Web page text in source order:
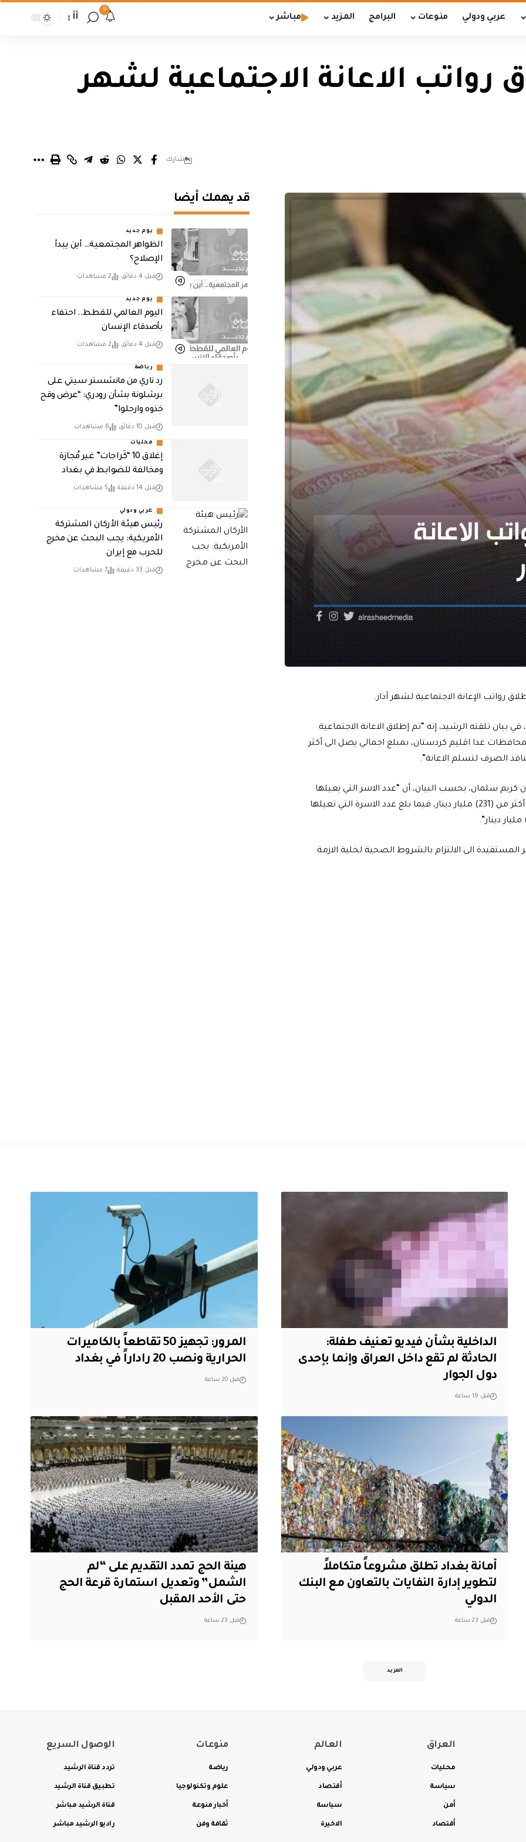
عربي ودولي منوعات البرامج المزيد مباشر
9
أأ
رواتب الاعانة الاجتماعية لشهر
شارك
رواتب الإعانة الاجتماعية لشهر آذار.
بيان تلقته الرشيد، إنه “تم إطلاق الاعانة الاجتماعية
ألف اسرة في بغداد والمحافظات عدا اقليم كردستان، بمبلغ اجمالي يصل الى أكثر
كريم سلمان، بحسب البيان، أن “عدد الاسر التي يعيلها
رجل بلغت أكثر من (962) ألف اسرة بمبلغ اجمالي يصل الى أكثر من (231) مليار دينار، فيما بلغ عدد الاسرة التي تعيلها
المستفيدة الى الالتزام بالشروط الصحية لخلية الازمة
قد يهمك أيضا
يوم جديد
الظواهر المجتمعية… أين يبدأ
الإصلاح؟
قبل 4 دقائق 2 مشاهدات
يوم جديد
اليوم العالمي للقطط.. احتفاء
بأصدقاء الإنسان
قبل 4 دقائق 2 مشاهدات
رياضة
رد ناري من مانشستر سيتي على
برشلونة بشأن رودري: “عرض وقح
خذوه وارحلوا”
قبل 10 دقائق 6 مشاهدات
محليات
إغلاق 10 “كَراجات” غير مُجازة
ومخالفة للضوابط في بغداد
قبل 14 دقيقة 5 مشاهدات
عربي ودولي
رئيس هيئة الأركان المشتركة
الأمريكية: يجب البحث عن مخرج
للحرب مع إيران
قبل 33 دقيقة 7 مشاهدات
الداخلية بشأن فيديو تعنيف طفلة:
الحادثة لم تقع داخل العراق وإنما بإحدى
دول الجوار
قبل 19 ساعة
المرور: تجهيز 50 تقاطعاً بالكاميرات
الحرارية ونصب 20 راداراً في بغداد
قبل 20 ساعة
أمانة بغداد تطلق مشروعاً متكاملاً
لتطوير إدارة النفايات بالتعاون مع البنك
الدولي
قبل 23 ساعة
هيئة الحج تمدد التقديم على “لم
الشمل” وتعديل استمارة قرعة الحج
حتى الأحد المقبل
قبل 23 ساعة
المزيد
العراق
محليات
سياسة
أمن
أقتصاد
العالم
عربي ودولي
أقتصاد
سياسة
الاخيرة
منوعات
رياضة
علوم وتكنولوجيا
أخبار منوعة
ثقافة وفن
الوصول السريع
تردد قناة الرشيد
تطبيق قناة الرشيد
قناة الرشيد مباشر
راديو الرشيد مباشر